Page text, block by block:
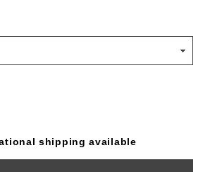
shipping available